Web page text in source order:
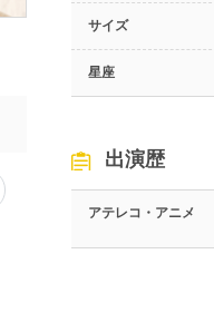
サイズ
星座
出演歴
アテレコ・アニメ